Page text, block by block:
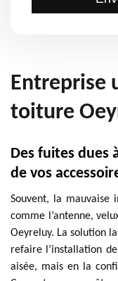
Entreprise
toiture
Des fuites dues
de vos
Souvent, la mauvaise
comme l’antenne,
Oeyreluy. La solution
refaire l’installation de
aisée, mais en la